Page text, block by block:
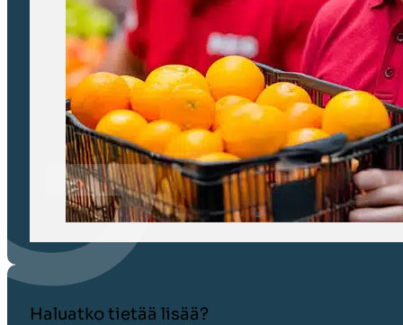
Haluatko tietää lisää?